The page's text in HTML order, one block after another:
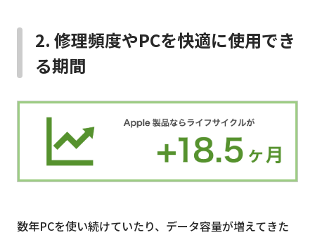
2. 修理頻度やPCを快適に使用でき
る期間
数年PCを使い続けていたり、データ容量が増えてきた